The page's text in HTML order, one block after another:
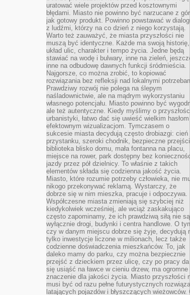
uratować wiele projektów przed kosztownymi
błędami. Miasto nie powinno być narzucane z
jak gotowy produkt. Powinno powstawać w
z ludźmi, którzy na co dzień z niego korzystają.
Warto też zauważyć, że miasta przyszłości nie
muszą być identyczne. Każde ma swoją historię,
układ ulic, charakter i tempo życia. Jedne będą
stawiać na wodę i bulwary, inne na zieleń,
inne na odbudowę dawnych funkcji śródmieścia.
Najgorsze, co można zrobić, to kopiować
rozwiązania bez refleksji nad lokalnymi
Prawdziwy rozwój nie polega na ślepym
naśladownictwie, ale na mądrym wykorzystaniu
własnego potencjału. Miasto powinno być
ale też autentyczne. Kiedy myślimy o
urbanistyki, łatwo dać się uwieść wielkim hasłom
efektownym wizualizacjom. Tymczasem o
sukcesie miasta decydują często drobiazgi: cień
przystanku, szeroki chodnik, bezpieczne
biblioteka blisko domu, mała fontanna na placu,
miejsce na rower, park dostępny bez
jazdy przez pół dzielnicy. To właśnie z takich
elementów składa się codzienna jakość życia.
Miasto, które rozumie potrzeby człowieka, nie
nikogo przekonywać reklamą. Wystarczy, że
dobrze się w nim mieszka, pracuje i odpoczywa.
Współczesne miasta zmieniają się szybciej niż
kiedykolwiek wcześniej, ale wciąż zaskakująco
często zapominamy, że ich prawdziwą siłą nie są
wyłącznie drogi, budynki i centra handlowe. O
czy w danym miejscu dobrze się żyje, decydują
tylko inwestycje liczone w milionach, lecz także
codzienne doświadczenia mieszkańców. To, jak
daleko mamy do parku, czy można bezpiecznie
przejść z dzieckiem przez ulicę, czy po pracy da
się usiąść na ławce w cieniu drzew, ma ogromne
znaczenie dla jakości życia. Miasto przyszłości
musi być od razu pełne futurystycznych
latających pojazdów i błyszczących wieżowców.